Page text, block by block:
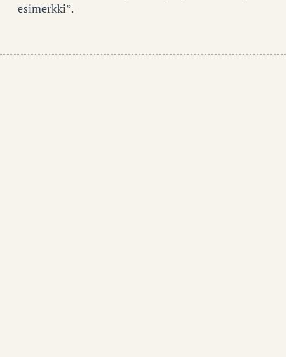
esimerkki”.